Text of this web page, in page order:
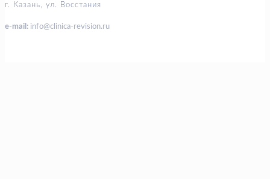
г. Казань, ул. Восстания
e-mail: info@clinica-revision.ru